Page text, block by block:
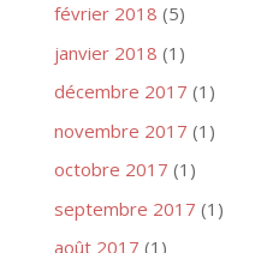
février 2018 (5)
janvier 2018 (1)
décembre 2017 (1)
novembre 2017 (1)
octobre 2017 (1)
septembre 2017 (1)
août 2017 (1)